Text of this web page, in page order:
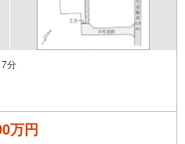
分
万円